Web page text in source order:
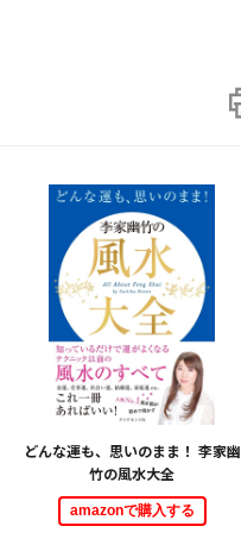
どんな運も、思いのまま！ 李家幽
竹の風水大全
amazonで購入する